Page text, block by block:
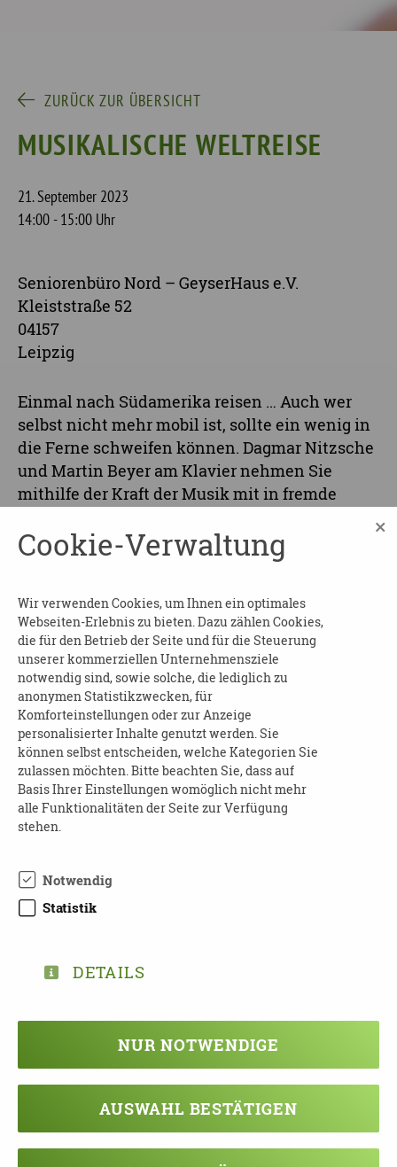
ZURÜCK ZUR ÜBERSICHT
MUSIKALISCHE WELTREISE
21. September 2023
14:00 - 15:00 Uhr
Seniorenbüro Nord – GeyserHaus e.V.
Kleiststraße 52
04157
Leipzig
Einmal nach Südamerika reisen … Auch wer
selbst nicht mehr mobil ist, sollte ein wenig in
die Ferne schweifen können. Dagmar Nitzsche
und Martin Beyer am Klavier nehmen Sie
mithilfe der Kraft der Musik mit in fremde
über unbekannte Kulturen.
Anmeldung:
Telefon: 0341 902 902 13
E-Mail:seniorenbuero@geyserhaus.de
Eintritt kostenfrei
Veranstalter: Seniorenbüro Nord - GeyserHaus
e.V
DOWNLOAD PROGRAMMHEFT ZUR
ZURÜCK ZUR ÜBERSICHT
Cookie-Verwaltung ×
Wir verwenden Cookies, um Ihnen ein optimales
Webseiten-Erlebnis zu bieten. Dazu zählen Cookies,
die für den Betrieb der Seite und für die Steuerung
unserer kommerziellen Unternehmensziele
notwendig sind, sowie solche, die lediglich zu
anonymen Statistikzwecken, für
Komforteinstellungen oder zur Anzeige
personalisierter Inhalte genutzt werden. Sie
können selbst entscheiden, welche Kategorien Sie
zulassen möchten. Bitte beachten Sie, dass auf
Basis Ihrer Einstellungen womöglich nicht mehr
alle Funktionalitäten der Seite zur Verfügung
stehen.
Notwendig
Statistik
DETAILS
NUR NOTWENDIGE
AUSWAHL BESTÄTIGEN